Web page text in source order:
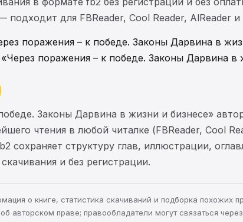
для FBReader, Cool Reader, AlReader
поражения – к победе. Законы Дарвина в
поражения – к победе. Законы Дарвина в
Законы Дарвина в жизни и бизнесе»
чтения в любой читалке (FBReader, Cool
сохраняет структуру глав, иллюстрации,
и без регистрации.
о книге, статистика скачиваний и подборка похожих
авторском праве; правообладатели могут связаться через